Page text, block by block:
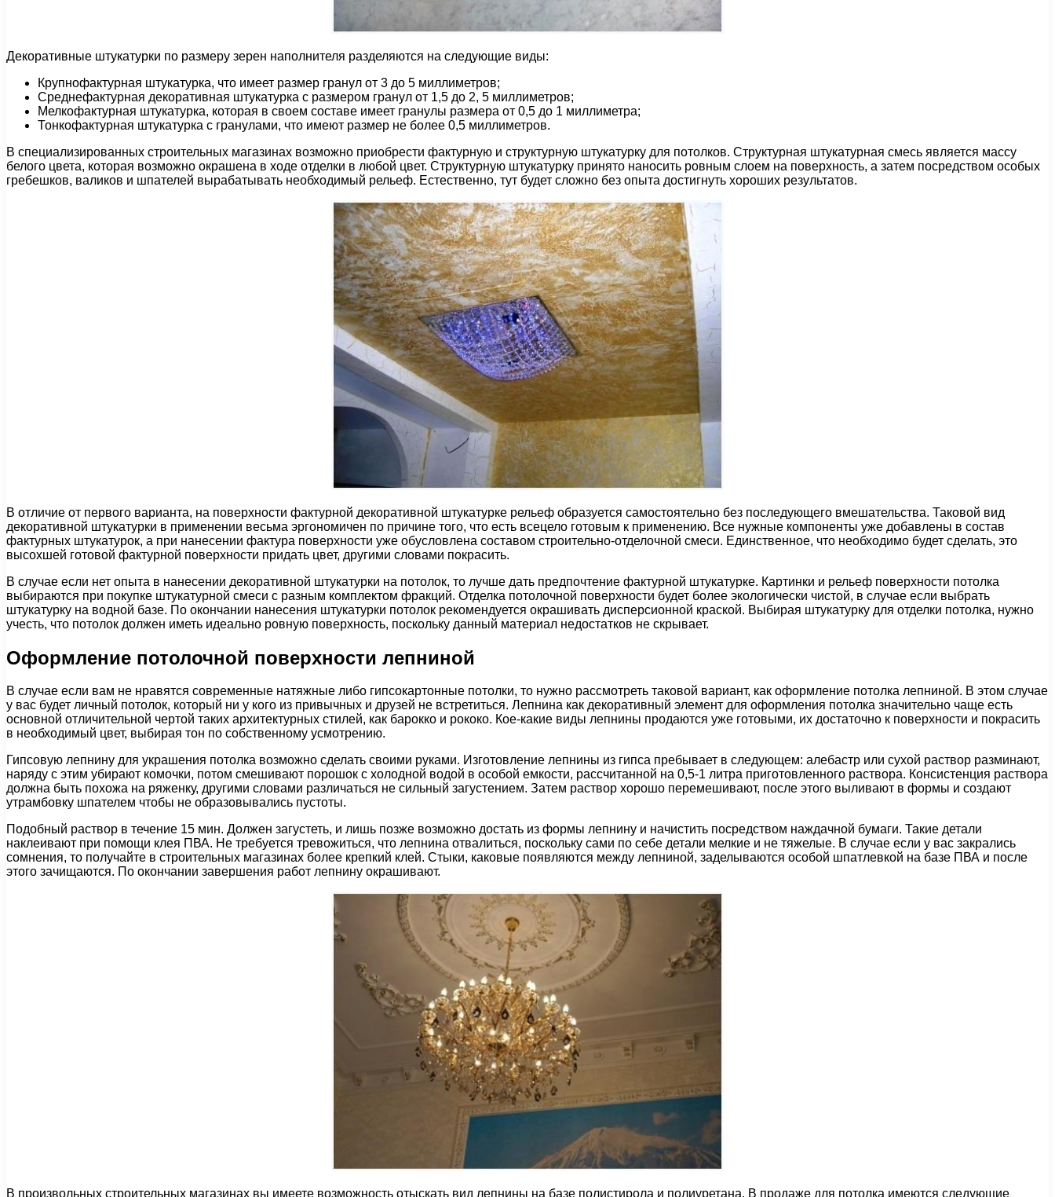
Декоративные штукатурки по размеру зерен наполнителя разделяются на следующие виды:
Крупнофактурная штукатурка, что имеет размер гранул от 3 до 5 миллиметров;
Среднефактурная декоративная штукатурка с размером гранул от 1,5 до 2, 5 миллиметров;
Мелкофактурная штукатурка, которая в своем составе имеет гранулы размера от 0,5 до 1 миллиметра;
Тонкофактурная штукатурка с гранулами, что имеют размер не более 0,5 миллиметров.
В специализированных строительных магазинах возможно приобрести фактурную и структурную штукатурку для потолков. Структурная штукатурная смесь является массу
белого цвета, которая возможно окрашена в ходе отделки в любой цвет. Структурную штукатурку принято наносить ровным слоем на поверхность, а затем посредством особых
гребешков, валиков и шпателей вырабатывать необходимый рельеф. Естественно, тут будет сложно без опыта достигнуть хороших результатов.
В отличие от первого варианта, на поверхности фактурной декоративной штукатурке рельеф образуется самостоятельно без последующего вмешательства. Таковой вид
декоративной штукатурки в применении весьма эргономичен по причине того, что есть всецело готовым к применению. Все нужные компоненты уже добавлены в состав
фактурных штукатурок, а при нанесении фактура поверхности уже обусловлена составом строительно-отделочной смеси. Единственное, что необходимо будет сделать, это
высохшей готовой фактурной поверхности придать цвет, другими словами покрасить.
В случае если нет опыта в нанесении декоративной штукатурки на потолок, то лучше дать предпочтение фактурной штукатурке. Картинки и рельеф поверхности потолка
выбираются при покупке штукатурной смеси с разным комплектом фракций. Отделка потолочной поверхности будет более экологически чистой, в случае если выбрать
штукатурку на водной базе. По окончании нанесения штукатурки потолок рекомендуется окрашивать дисперсионной краской. Выбирая штукатурку для отделки потолка, нужно
учесть, что потолок должен иметь идеально ровную поверхность, поскольку данный материал недостатков не скрывает.
Оформление потолочной поверхности лепниной
В случае если вам не нравятся современные натяжные либо гипсокартонные потолки, то нужно рассмотреть таковой вариант, как оформление потолка лепниной. В этом случае
у вас будет личный потолок, который ни у кого из привычных и друзей не встретиться. Лепнина как декоративный элемент для оформления потолка значительно чаще есть
основной отличительной чертой таких архитектурных стилей, как барокко и рококо. Кое-какие виды лепнины продаются уже готовыми, их достаточно к поверхности и покрасить
в необходимый цвет, выбирая тон по собственному усмотрению.
Гипсовую лепнину для украшения потолка возможно сделать своими руками. Изготовление лепнины из гипса пребывает в следующем: алебастр или сухой раствор разминают,
наряду с этим убирают комочки, потом смешивают порошок с холодной водой в особой емкости, рассчитанной на 0,5-1 литра приготовленного раствора. Консистенция раствора
должна быть похожа на ряженку, другими словами различаться не сильный загустением. Затем раствор хорошо перемешивают, после этого выливают в формы и создают
утрамбовку шпателем чтобы не образовывались пустоты.
Подобный раствор в течение 15 мин. Должен загустеть, и лишь позже возможно достать из формы лепнину и начистить посредством наждачной бумаги. Такие детали
наклеивают при помощи клея ПВА. Не требуется тревожиться, что лепнина отвалиться, поскольку сами по себе детали мелкие и не тяжелые. В случае если у вас закрались
сомнения, то получайте в строительных магазинах более крепкий клей. Стыки, каковые появляются между лепниной, заделываются особой шпатлевкой на базе ПВА и после
этого зачищаются. По окончании завершения работ лепнину окрашивают.
В произвольных строительных магазинах вы имеете возможность отыскать вид лепнины на базе полистирола и полиуретана. В продаже для потолка имеются следующие